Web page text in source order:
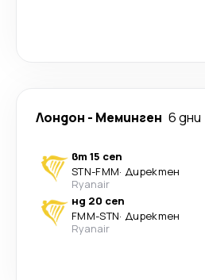
Лондон - Меминген 6 дни
вт 15 сеп
STN-FMM· Директен
Ryanair
нд 20 сеп
FMM-STN· Директен
Ryanair